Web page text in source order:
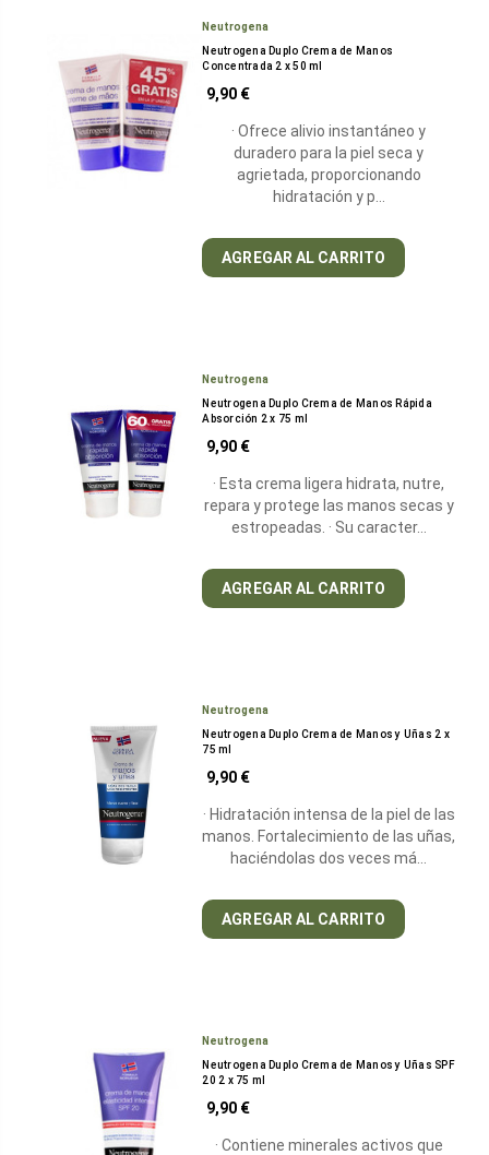
Neutrogena
Neutrogena Duplo Crema de Manos
Concentrada 2 x 50 ml
9,90 €
· Ofrece alivio instantáneo y
duradero para la piel seca y
agrietada, proporcionando
hidratación y p…
AGREGAR AL CARRITO
Neutrogena
Neutrogena Duplo Crema de Manos Rápida
Absorción 2 x 75 ml
9,90 €
· Esta crema ligera hidrata, nutre,
repara y protege las manos secas y
estropeadas. · Su caracter…
AGREGAR AL CARRITO
Neutrogena
Neutrogena Duplo Crema de Manos y Uñas 2 x
75 ml
9,90 €
· Hidratación intensa de la piel de las
manos. Fortalecimiento de las uñas,
haciéndolas dos veces má…
AGREGAR AL CARRITO
Neutrogena
Neutrogena Duplo Crema de Manos y Uñas SPF
20 2 x 75 ml
9,90 €
· Contiene minerales activos que